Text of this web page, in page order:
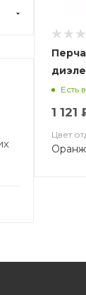
класс
Есть
1 121
Цвет